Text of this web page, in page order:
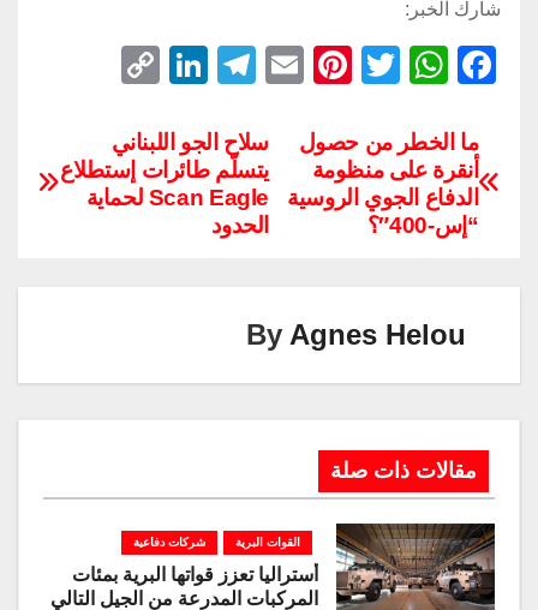
شارك الخبر:
F
c
e
b
k
W
at
s
A
T
tt
er
Pi
er
st
E
ail
T
e
gr
a
Li
k
e
dI
p
y
Li
سلاح الجو اللبناني
يتسلّم طائرات إستطلاع
Scan Eagle لحماية
الحدود
ما الخطر من حصول
أنقرة على منظومة
الدفاع الجوي الروسية
“إس-400″؟
By Agnes Helou
مقالات ذات صلة
القوات البرية شركات دفاعية
أستراليا تعزز قواتها البرية بمئات
المركبات المدرعة من الجيل التالي